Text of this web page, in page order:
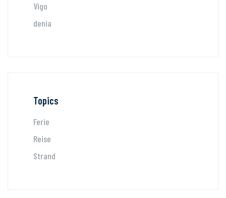
Vigo
denia
Topics
Ferie
Reise
Strand